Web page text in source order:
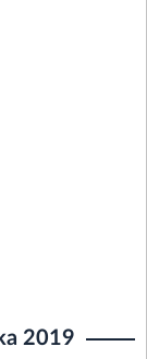
2019